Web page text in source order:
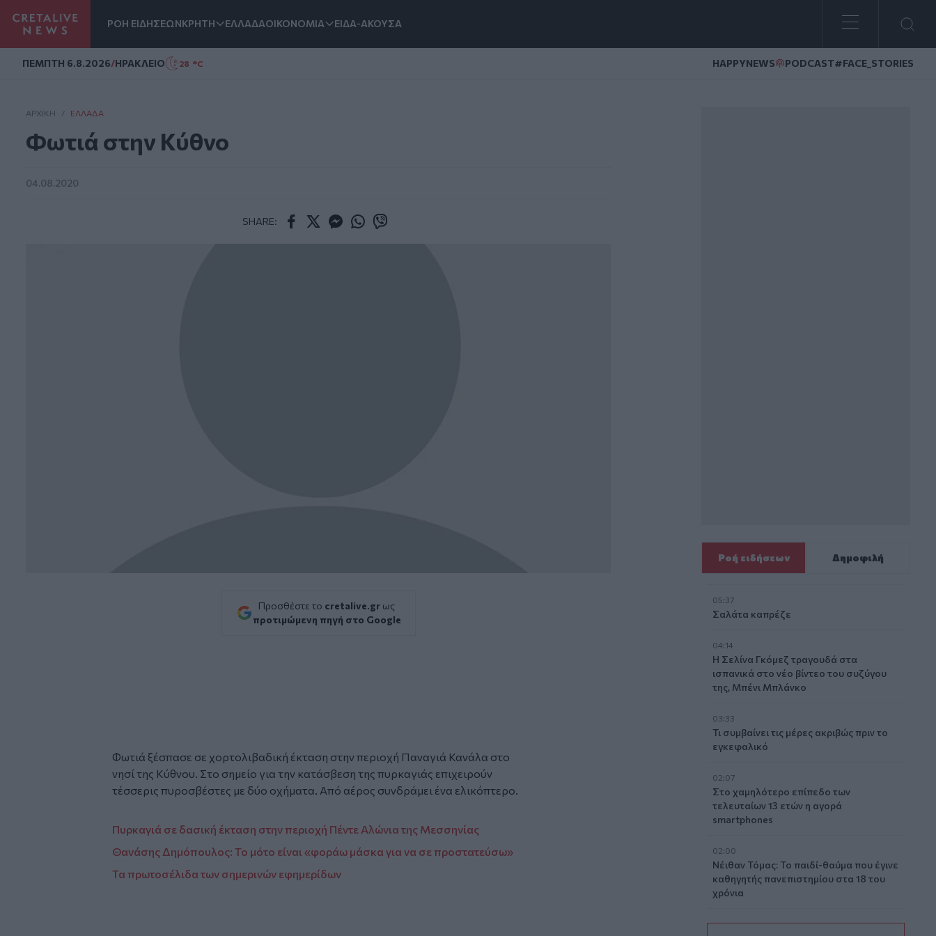
ΡΟΗ ΕΙΔΗΣΕΩΝΚΡΗΤΗ ΕΛΛΑΔΑΟΙΚΟΝΟΜΙΑ ΕΙΔΑ-ΑΚΟΥΣΑ
ΠΕΜΠΤΗ 6.8.2026/ΗΡΑΚΛΕΙΟ 28 °C HAPPYNEWS PODCAST#FACE_STORIES
ΑΡΧΙΚΗ / ΕΛΛΆΔΑ
Φωτιά στην Κύθνο
04.08.2020
SHARE:
Προσθέστε το cretalive.gr ως
προτιμώμενη πηγή στο Google
Φωτιά ξέσπασε σε χορτολιβαδική έκταση στην περιοχή Παναγιά Κανάλα στο
νησί της Κύθνου. Στο σημείο για την κατάσβεση της πυρκαγιάς επιχειρούν
τέσσερις πυροσβέστες με δύο οχήματα. Από αέρος συνδράμει ένα ελικόπτερο.
Πυρκαγιά σε δασική έκταση στην περιοχή Πέντε Αλώνια της Μεσσηνίας
Θανάσης Δημόπουλος: Το μότο είναι «φοράω μάσκα για να σε προστατεύσω»
Τα πρωτοσέλιδα των σημερινών εφημερίδων
Ροή ειδήσεων Δημοφιλή
05:37
Σαλάτα καπρέζε
04:14
Η Σελίνα Γκόμεζ τραγουδά στα
ισπανικά στο νέο βίντεο του συζύγου
της, Μπένι Μπλάνκο
03:33
Τι συμβαίνει τις μέρες ακριβώς πριν το
εγκεφαλικό
02:07
Στο χαμηλότερο επίπεδο των
τελευταίων 13 ετών η αγορά
smartphones
02:00
Νέιθαν Τόμας: Το παιδί-θαύμα που έγινε
καθηγητής πανεπιστημίου στα 18 του
χρόνια
01:10